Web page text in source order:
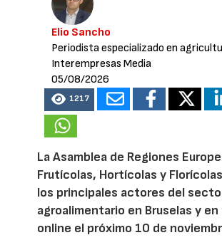
Elio Sancho
Periodista especializado en
Interempresas Media
05/08/2026
1217
La Asamblea de Regiones
Frutícolas, Hortícolas y
los principales actores del
agroalimentario en Bruselas y
online el próximo 10 de